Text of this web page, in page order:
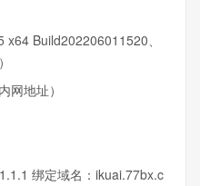
Build202206011520、
网地址）
绑定域名：ikuai.77bx.c